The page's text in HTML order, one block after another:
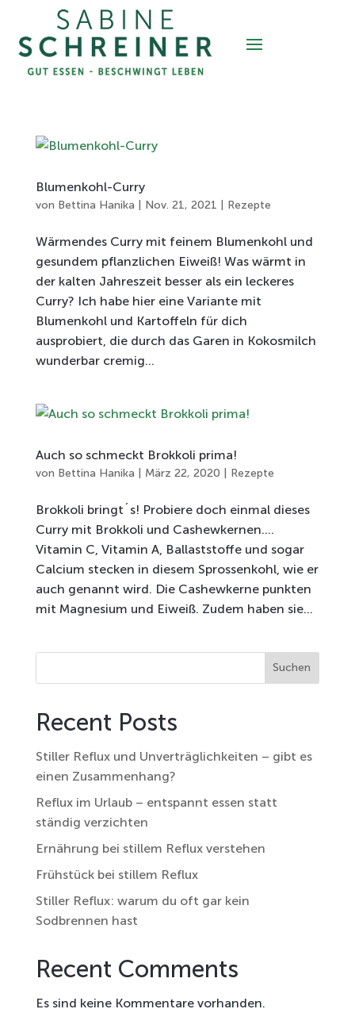
Blumenkohl-Curry
von Bettina Hanika Nov. 21, 2021 Rezepte
Wärmendes Curry mit feinem Blumenkohl und
gesundem pflanzlichen Eiweiß! Was wärmt in
der kalten Jahreszeit besser als ein leckeres
Curry? Ich habe hier eine Variante mit
Blumenkohl und Kartoffeln für dich
ausprobiert, die durch das Garen in Kokosmilch
wunderbar cremig...
Auch so schmeckt Brokkoli prima!
von Bettina Hanika März 22, 2020 Rezepte
Brokkoli bringt´s! Probiere doch einmal dieses
Curry mit Brokkoli und Cashewkernen….
Vitamin C, Vitamin A, Ballaststoffe und sogar
Calcium stecken in diesem Sprossenkohl, wie er
auch genannt wird. Die Cashewkerne punkten
mit Magnesium und Eiweiß. Zudem haben sie...
Suchen
Recent Posts
Stiller Reflux und Unverträglichkeiten – gibt es
einen Zusammenhang?
Reflux im Urlaub – entspannt essen statt
ständig verzichten
Ernährung bei stillem Reflux verstehen
Frühstück bei stillem Reflux
Stiller Reflux: warum du oft gar kein
Sodbrennen hast
Recent Comments
Es sind keine Kommentare vorhanden.